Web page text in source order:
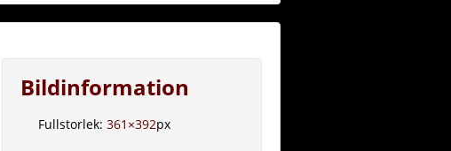
Bildinformation
Fullstorlek:361×392px